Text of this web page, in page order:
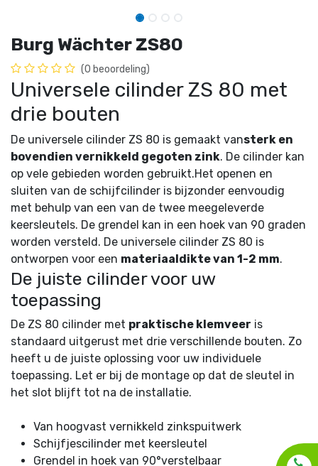
Burg Wächter ZS80
(0 beoordeling)
Universele cilinder ZS 80 met
drie bouten
De universele cilinder ZS 80 is gemaakt vansterk en
bovendien vernikkeld gegoten zink. De cilinder kan
op vele gebieden worden gebruikt.Het openen en
sluiten van de schijfcilinder is bijzonder eenvoudig
met behulp van een van de twee meegeleverde
keersleutels. De grendel kan in een hoek van 90 graden
worden versteld. De universele cilinder ZS 80 is
ontworpen voor een materiaaldikte van 1-2 mm.
De juiste cilinder voor uw
toepassing
De ZS 80 cilinder met praktische klemveer is
standaard uitgerust met drie verschillende bouten. Zo
heeft u de juiste oplossing voor uw individuele
toepassing. Let er bij de montage op dat de sleutel in
het slot blijft tot na de installatie.
Van hoogvast vernikkeld zinkspuitwerk
Schijfjescilinder met keersleutel
Grendel in hoek van 90°verstelbaar